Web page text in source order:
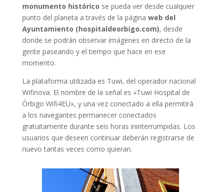
monumento histórico se pueda ver desde cualquier
punto del planeta a través de la página web del
Ayuntamiento (hospitaldeorbigo.com), desde
donde se podrán observar imágenes en directo de la
gente paseando y el tiempo que hace en ese
momento.
La plataforma utilizada es Tuwi, del operador nacional
Wifinova. El nombre de la señal es «Tuwi Hospital de
Órbigo Wifi4EU», y una vez conectado a ella permitirá
a los navegantes permanecer conectados
gratuitamente durante seis horas ininterrumpidas. Los
usuarios que deseen continuar deberán registrarse de
nuevo tantas veces como quieran.